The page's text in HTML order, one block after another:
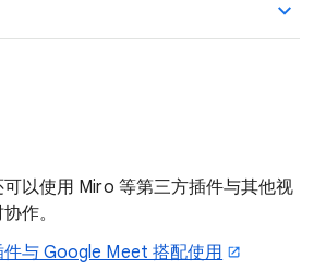
以使用 Miro 等第三方插件与其他视
作。
与 Google Meet 搭配使用